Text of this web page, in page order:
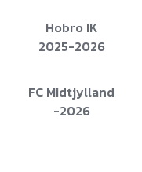
2025-2026
Hobro IK
-2026
FC Midtjylland